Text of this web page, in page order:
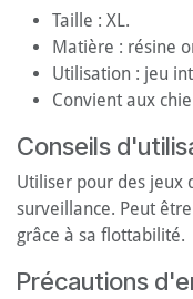
Taille : XL.
Matière : résine
Utilisation : jeu
Convient aux
Conseils
Utiliser pour des jeux
surveillance. Peut
grâce à sa flottabilité.
Précautions